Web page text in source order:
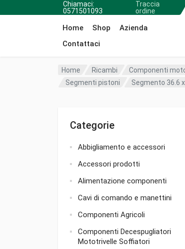
Chiamaci:
0571501093
Traccia
ordine
Home Shop
Azienda
Contattaci
Home Ricambi
Componenti
Segmenti pistoni
Segmento 36.6
Categorie
Abbigliamento e accessori
Accessori prodotti
Alimentazione componenti
Cavi di comando e manettini
Componenti Agricoli
Componenti Decespugliatori
Mototrivelle Soffiatori